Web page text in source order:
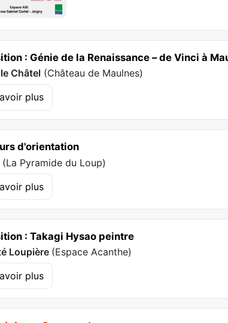
: Génie de la Renaissance – de Vinci à
Châtel (Château de Maulnes)
plus
d'orientation
(La Pyramide du Loup)
plus
: Takagi Hysao peintre
Loupière (Espace Acanthe)
plus